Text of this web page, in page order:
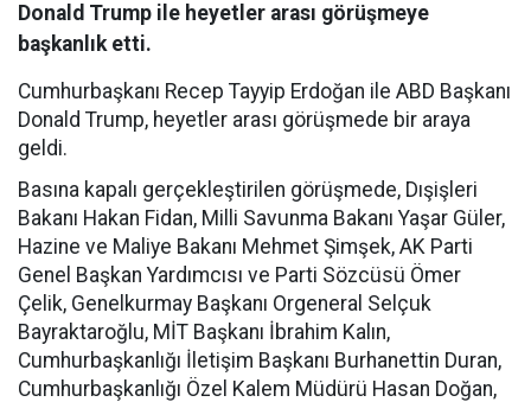
Donald Trump ile heyetler arası görüşmeye
başkanlık etti.
Cumhurbaşkanı Recep Tayyip Erdoğan ile ABD Başkanı
Donald Trump, heyetler arası görüşmede bir araya
geldi.
Basına kapalı gerçekleştirilen görüşmede, Dışişleri
Bakanı Hakan Fidan, Milli Savunma Bakanı Yaşar Güler,
Hazine ve Maliye Bakanı Mehmet Şimşek, AK Parti
Genel Başkan Yardımcısı ve Parti Sözcüsü Ömer
Çelik, Genelkurmay Başkanı Orgeneral Selçuk
Bayraktaroğlu, MİT Başkanı İbrahim Kalın,
Cumhurbaşkanlığı İletişim Başkanı Burhanettin Duran,
Cumhurbaşkanlığı Özel Kalem Müdürü Hasan Doğan,